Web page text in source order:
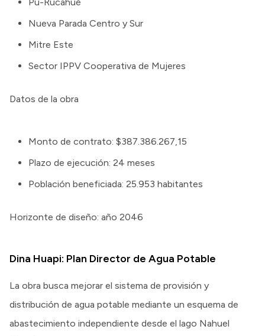
Nueva Parada Centro y Sur
Mitre Este
Sector IPPV Cooperativa de Mujeres
Datos de la obra
Monto de contrato: $387.386.267,15
Plazo de ejecución: 24 meses
Población beneficiada: 25.953 habitantes
Horizonte de diseño: año 2046
Dina Huapi: Plan Director de Agua Potable
La obra busca mejorar el sistema de provisión y
distribución de agua potable mediante un esquema de
abastecimiento independiente desde el lago Nahuel